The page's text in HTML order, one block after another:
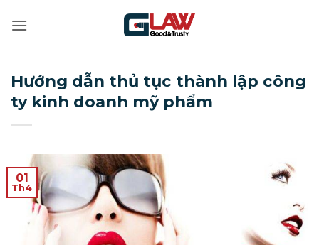
qua
Hướng dẫn thủ tục thành lập công
ty kinh doanh mỹ phẩm
01
Th4